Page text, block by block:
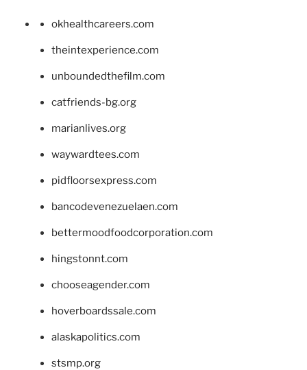
okhealthcareers.com
theintexperience.com
unboundedthefilm.com
catfriends-bg.org
marianlives.org
waywardtees.com
pidfloorsexpress.com
bancodevenezuelaen.com
bettermoodfoodcorporation.com
hingstonnt.com
chooseagender.com
hoverboardssale.com
alaskapolitics.com
stsmp.org